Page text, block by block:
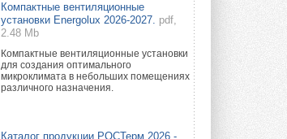
Компактные вентиляционные
установки Energolux 2026-2027. pdf,
2.48 Mb
Компактные вентиляционные установки
для создания оптимального
микроклимата в небольших помещениях
различного назначения.
Каталог продукции РОСТерм 2026 -